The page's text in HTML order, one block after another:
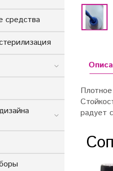
радует
средства